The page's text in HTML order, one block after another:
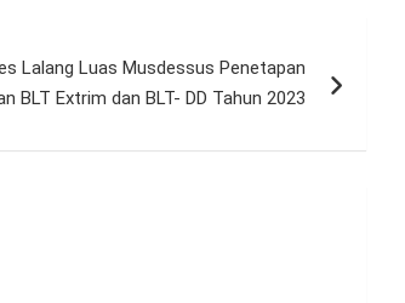
Lalang Luas Musdessus Penetapan
BLT Extrim dan BLT- DD Tahun 2023